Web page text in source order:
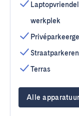
werkplek
Straatparkeren
Terras
Alle